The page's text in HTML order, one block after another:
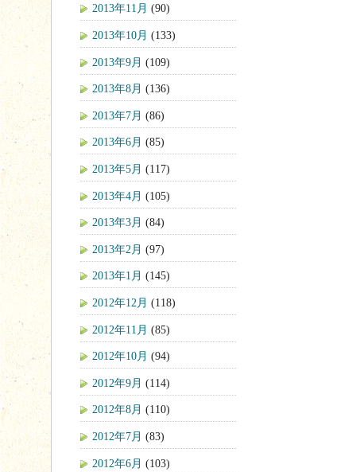
2013年11月 (90)
2013年10月 (133)
2013年9月 (109)
2013年8月 (136)
2013年7月 (86)
2013年6月 (85)
2013年5月 (117)
2013年4月 (105)
2013年3月 (84)
2013年2月 (97)
2013年1月 (145)
2012年12月 (118)
2012年11月 (85)
2012年10月 (94)
2012年9月 (114)
2012年8月 (110)
2012年7月 (83)
2012年6月 (103)